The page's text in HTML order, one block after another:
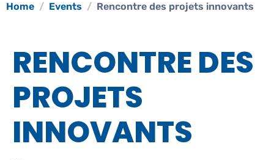
Home Events Rencontre des projets innovants
RENCONTRE DES
PROJETS
INNOVANTS